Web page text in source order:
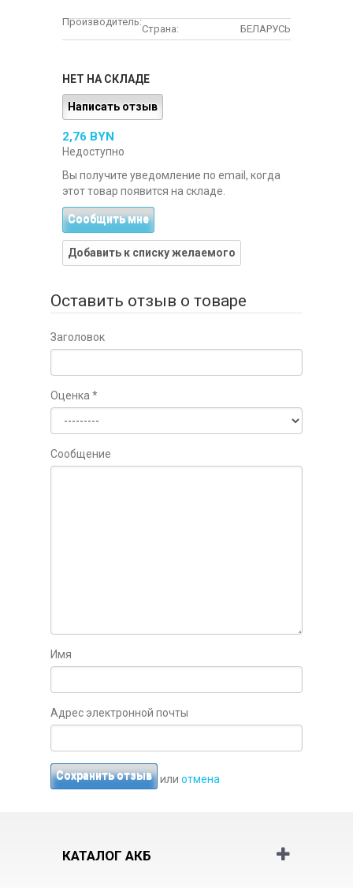
Производитель:
Страна: БЕЛАРУСЬ
НЕТ НА СКЛАДЕ
Написать отзыв
2,76 BYN
Недоступно
Вы получите уведомление по email, когда
этот товар появится на складе.
Сообщить мне
Добавить к списку желаемого
Оставить отзыв о товаре
Заголовок
Оценка *
Сообщение
Имя
Адрес электронной почты
Сохранить отзыв или отмена
КАТАЛОГ АКБ